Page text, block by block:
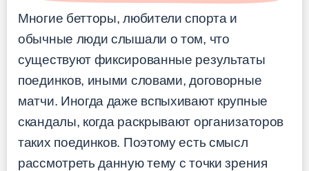
Многие бетторы, любители спорта и
обычные люди слышали о том, что
существуют фиксированные результаты
поединков, иными словами, договорные
матчи. Иногда даже вспыхивают крупные
скандалы, когда раскрывают организаторов
таких поединков. Поэтому есть смысл
рассмотреть данную тему с точки зрения